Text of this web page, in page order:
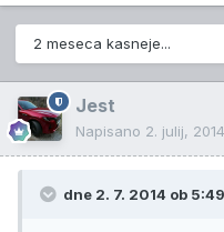
2 meseca kasneje...
Jest
Napisano 2. julij, 2014
dne 2. 7. 2014 ob